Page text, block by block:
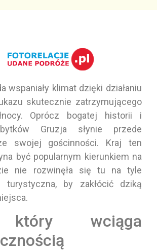
wspaniały klimat dzięki działaniu
skutecznie zatrzymującego
Oprócz bogatej historii i
Gruzja słynie przede
swojej gościnności. Kraj ten
być popularnym kierunkiem na
nie rozwinęła się tu na tyle
turystyczna, by zakłócić dziką
wciąga